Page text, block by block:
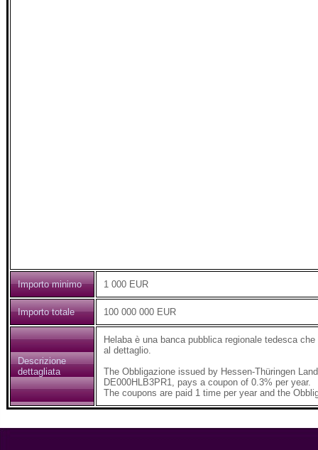
Importo minimo 1 000 EUR
Importo totale 100 000 000 EUR
Descrizione
dettagliata
Helaba è una banca pubblica regionale tedesca
al dettaglio.
The Obbligazione issued by Hessen-Thüringen
DE000HLB3PR1, pays a coupon of 0.3% per year.
The coupons are paid 1 time per year and the